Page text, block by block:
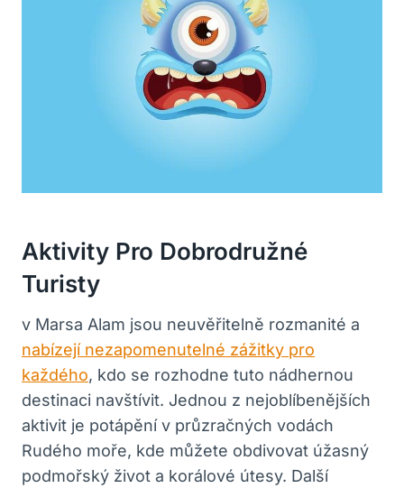
Aktivity Pro Dobrodružné
Turisty
v Marsa Alam jsou neuvěřitelně rozmanité a
nabízejí nezapomenutelné zážitky pro
každého, kdo se rozhodne tuto nádhernou
destinaci navštívit. Jednou z nejoblíbenějších
aktivit je potápění v průzračných vodách
Rudého moře, kde můžete obdivovat úžasný
podmořský život a korálové útesy. Další